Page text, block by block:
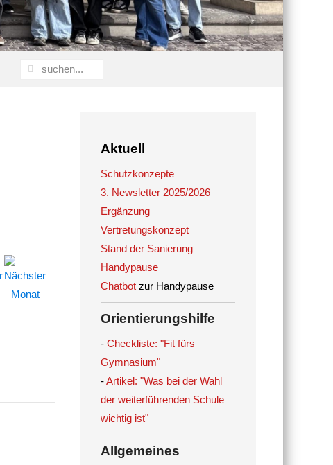
Aktuell
Schutzkonzepte
3. Newsletter 2025/2026
Ergänzung
Vertretungskonzept
Stand der Sanierung
Handypause
Chatbotzur Handypause
Orientierungshilfe
- Checkliste: "Fit fürs
Gymnasium"
-Artikel: "Was bei der Wahl
der weiterführenden Schule
wichtig ist"
Allgemeines